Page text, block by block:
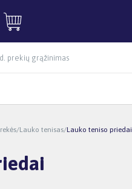
prekių grąžinimas
/Lauko tenisas/Lauko teniso priedai